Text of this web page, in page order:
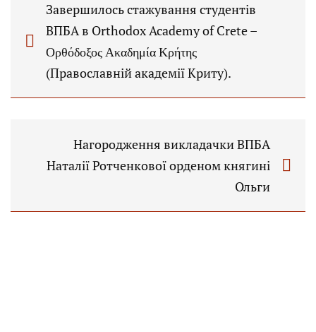
Завершилось стажування студентів
ВПБА в Orthodox Academy of Crete –
Ορθόδοξος Ακαδημία Κρήτης
(Православній академії Криту).
Нагородження викладачки ВПБА
Наталії Ротченкової орденом княгині
Ольги